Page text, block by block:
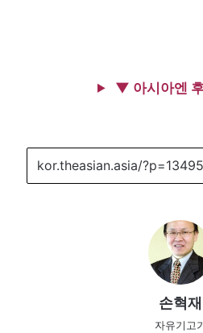
▼ 아시아엔
손혁재
자유기고